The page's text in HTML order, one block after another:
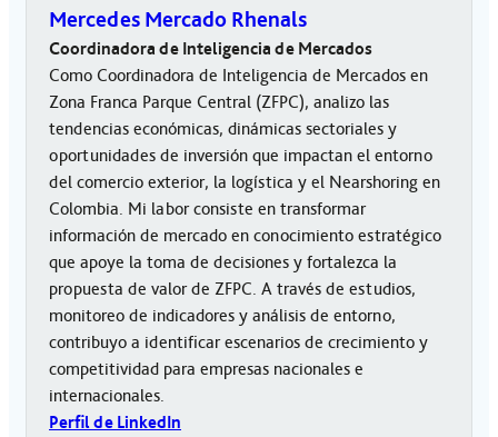
Mercedes Mercado Rhenals
Coordinadora de Inteligencia de Mercados
Como Coordinadora de Inteligencia de Mercados en
Zona Franca Parque Central (ZFPC), analizo las
tendencias económicas, dinámicas sectoriales y
oportunidades de inversión que impactan el entorno
del comercio exterior, la logística y el Nearshoring en
Colombia. Mi labor consiste en transformar
información de mercado en conocimiento estratégico
que apoye la toma de decisiones y fortalezca la
propuesta de valor de ZFPC. A través de estudios,
monitoreo de indicadores y análisis de entorno,
contribuyo a identificar escenarios de crecimiento y
competitividad para empresas nacionales e
internacionales.
Perfil de LinkedIn